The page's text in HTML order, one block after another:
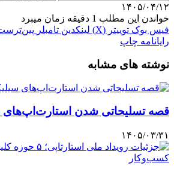
۱۴۰۵/۰۴/۱۲
خواندن این مطلب 1 دقیقه زمان میبرد
فیس بوک توییتر (X) لینکدین ‫تامبلر
رایانامه چاپ
نوشته های مشابه
قصه تسلیحاتی شدن استارت‌اپ‌های
۱۴۰۵/۰۳/۳۱